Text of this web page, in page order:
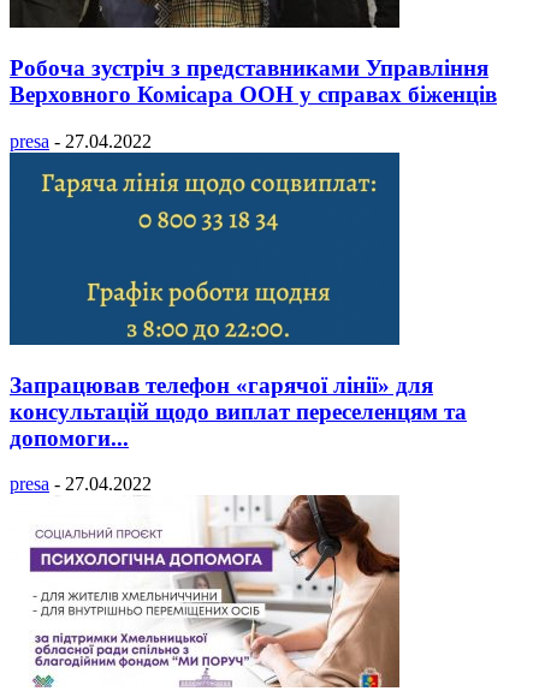
Робоча зустріч з представниками Управління
Верховного Комісара ООН у справах біженців
presa - 27.04.2022
Запрацював телефон «гарячої лінії» для
консультацій щодо виплат переселенцям та
допомоги...
presa - 27.04.2022